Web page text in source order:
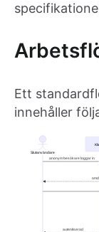
Ett
innehåller